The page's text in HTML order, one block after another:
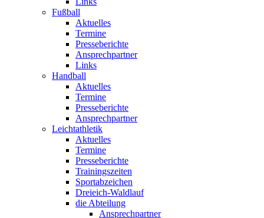
Fußball
Aktuelles
Termine
Presseberichte
Ansprechpartner
Links
Handball
Aktuelles
Termine
Presseberichte
Ansprechpartner
Leichtathletik
Aktuelles
Termine
Presseberichte
Trainingszeiten
Sportabzeichen
Dreieich-Waldlauf
die Abteilung
Ansprechpartner